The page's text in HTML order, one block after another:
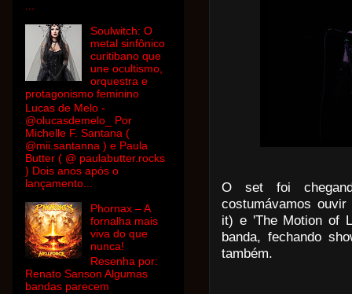
O set foi
costumávamos
it) e 'The Motion of
banda, fechando
também.
Soulwitch: O
metal sinfônico
curitibano que
une ocultismo,
orquestra e
protagonismo feminino
Lucas de Melo -
@olucasdemelo_ Por
Michelle F. Santana (
@mii.santanna ) e Paula
Butter ( @ paulabutter.rocks
) Dois anos após o
lançamento...
Phornax – A
fornalha mais
viva do que
nunca!
Resenha por:
Renato Sanson Algumas
bandas parecem